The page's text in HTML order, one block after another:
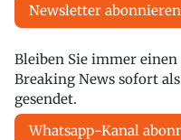
Newsletter abonnieren
Bleiben Sie immer
Breaking News sofort
gesendet.
Whatsapp-Kanal